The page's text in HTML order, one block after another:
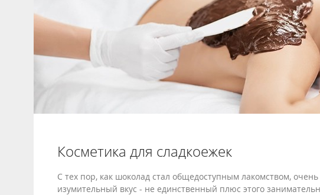
Косметика для сладкоежек
С тех пор, как шоколад стал общедоступным лакомством,
изумительный вкус - не единственный плюс этого